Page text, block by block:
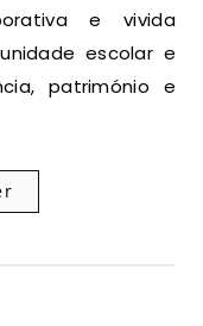
e vivida
escolar e
património e